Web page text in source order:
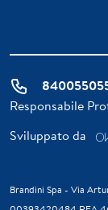
Responsabile
Sviluppato da
Brandini Spa - Via